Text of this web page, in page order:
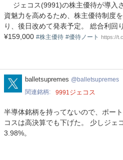
ジェコス(9991)の株主優待が導入
資魅力を高めるため、株主優待制度
り、後日改めて発表予定。 総合利回
¥159,000 #株主優待 #優待ノート https://
balletsupremes
balletsupremes balletsupremes
関連銘柄
9991ジェコス
半導体銘柄を持ってないので、ポー
コスは高決算でも下げた。 少しジェ
3.98%。